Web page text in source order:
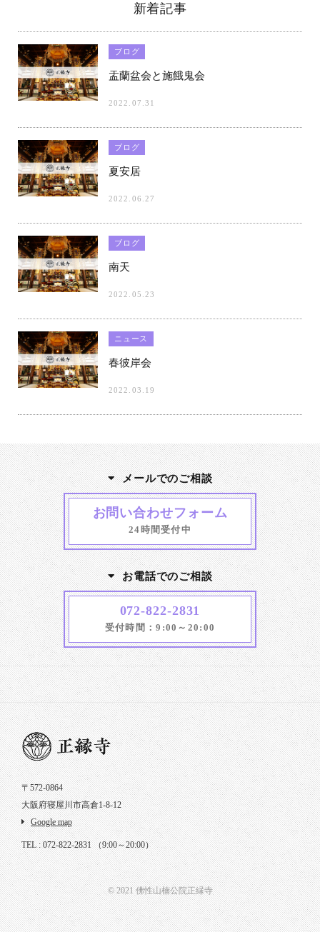
新着記事
ブログ
盂蘭盆会と施餓鬼会
2022.07.31
ブログ
夏安居
2022.06.27
ブログ
南天
2022.05.23
ニュース
春彼岸会
2022.03.19
メールでのご相談
お問い合わせフォーム
24時間受付中
お電話でのご相談
072-822-2831
受付時間：9:00～20:00
〒572-0864
大阪府寝屋川市高倉1-8-12
Google map
TEL : 072-822-2831 （9:00～20:00）
© 2021 佛性山楠公院正縁寺